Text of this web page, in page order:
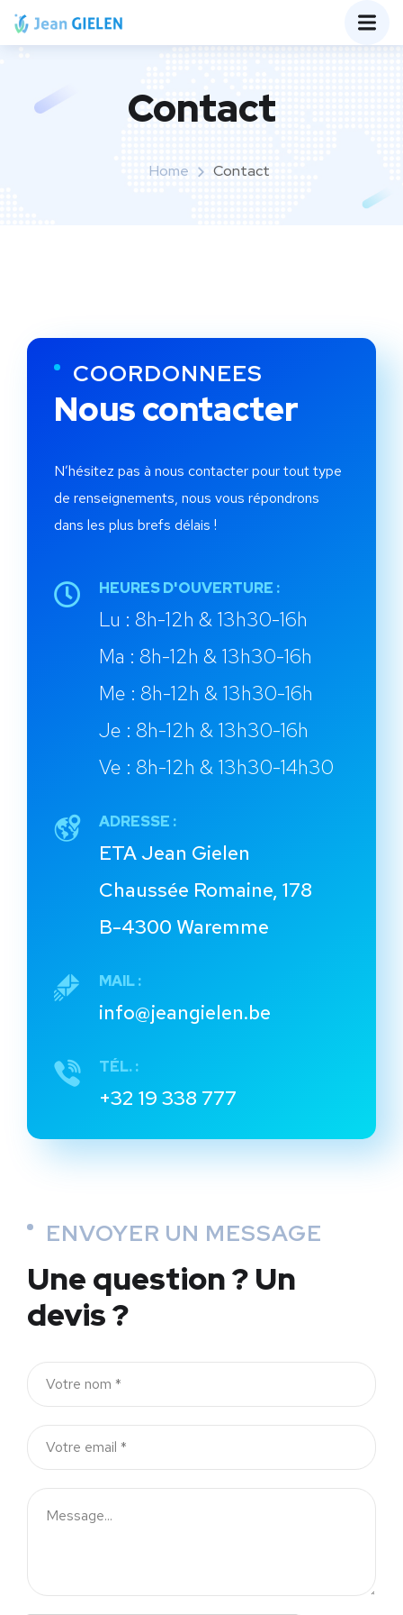
Contact
Home Contact
COORDONNEES
Nous contacter
N’hésitez pas à nous contacter pour tout type
de renseignements, nous vous répondrons
dans les plus brefs délais !
HEURES D'OUVERTURE :
Lu : 8h-12h & 13h30-16h
Ma : 8h-12h & 13h30-16h
Me : 8h-12h & 13h30-16h
Je : 8h-12h & 13h30-16h
Ve : 8h-12h & 13h30-14h30
ADRESSE :
ETA Jean Gielen
Chaussée Romaine, 178
B-4300 Waremme
MAIL :
info@jeangielen.be
TÉL. :
+32 19 338 777
ENVOYER UN MESSAGE
Une question ? Un
devis ?